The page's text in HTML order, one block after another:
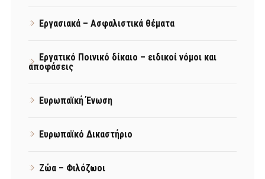
Εργασιακά – Ασφαλιστικά θέματα
Εργατικό Ποινικό δίκαιο – ειδικοί νόμοι και
αποφάσεις
Ευρωπαϊκή Ένωση
Ευρωπαϊκό Δικαστήριο
Ζώα – Φιλόζωοι